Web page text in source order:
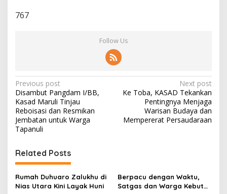
767
Follow Us
P
o
s
t
a
v
i
Previous post
Disambut Pangdam I/BB,
Kasad Maruli Tinjau
Reboisasi dan Resmikan
Jembatan untuk Warga
Tapanuli
Next post
Ke Toba, KASAD Tekankan
Pentingnya Menjaga
Warisan Budaya dan
Mempererat Persaudaraan
Related Posts
Rumah Duhuaro Zalukhu di
Nias Utara Kini Layak Huni
Berpacu dengan Waktu,
Satgas dan Warga Kebut